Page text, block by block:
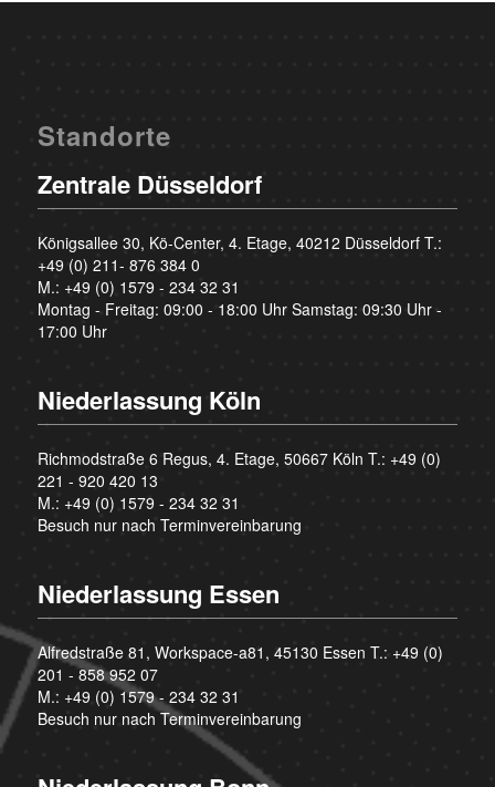
Standorte
Zentrale Düsseldorf
Königsallee 30, Kö-Center, 4. Etage, 40212 Düsseldorf T.:
+49 (0) 211- 876 384 0
M.: +49 (0) 1579 - 234 32 31
Montag - Freitag: 09:00 - 18:00 Uhr Samstag: 09:30 Uhr -
17:00 Uhr
Niederlassung Köln
Richmodstraße 6 Regus, 4. Etage, 50667 Köln T.: +49 (0)
221 - 920 420 13
M.: +49 (0) 1579 - 234 32 31
Besuch nur nach Terminvereinbarung
Niederlassung Essen
Alfredstraße 81, Workspace-a81, 45130 Essen T.: +49 (0)
201 - 858 952 07
M.: +49 (0) 1579 - 234 32 31
Besuch nur nach Terminvereinbarung